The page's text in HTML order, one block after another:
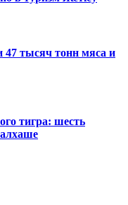
47 тысяч тонн мяса и
тигра: шесть